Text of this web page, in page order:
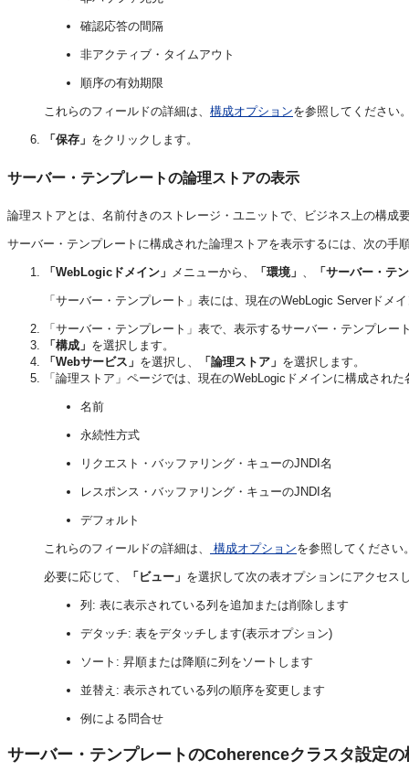
確認応答の間隔
非アクティブ・タイムアウト
順序の有効期限
これらのフィールドの詳細は、 構成オプションを参照してください
「保存」 をクリックします。
サーバー・テンプレートの論理ストアの表示
論理ストアとは、名前付きのストレージ・ユニットで、ビジネス上の構
サーバー・テンプレートに構成された論理ストアを表示するには、次の手
「WebLogicドメイン」 メニューから、 「環境」 、 「サーバー・テ
「サーバー・テンプレート」表には、現在のWebLogic Serverド
「サーバー・テンプレート」表で、表示するサーバー・テンプレー
「構成」 を選択します。
「Webサービス」 を選択し、 「論理ストア」 を選択します。
「論理ストア」ページでは、現在のWebLogicドメインに構成され
名前
永続性方式
リクエスト・バッファリング・キューのJNDI名
レスポンス・バッファリング・キューのJNDI名
デフォルト
これらのフィールドの詳細は、 構成オプションを参照してください
必要に応じて、 「ビュー」 を選択して次の表オプションにアクセス
列: 表に表示されている列を追加または削除します
デタッチ: 表をデタッチします(表示オプション)
ソート: 昇順または降順に列をソートします
並替え: 表示されている列の順序を変更します
例による問合せ
サーバー・テンプレートのCoherenceクラスタ設定の